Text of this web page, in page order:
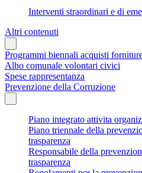
Interventi straordinari e di
Altri contenuti
Programmi biennali acquisti
Albo comunale volontari civici
Spese rappresentanza
Prevenzione della Corruzione
Piano integrato attivita
Piano triennale della
trasparenza
Responsabile della
trasparenza